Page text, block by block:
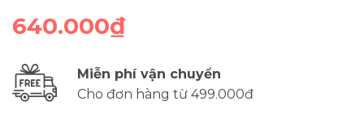
640.000₫
Miễn phí vận chuyển
Cho đơn hàng từ 499.000đ